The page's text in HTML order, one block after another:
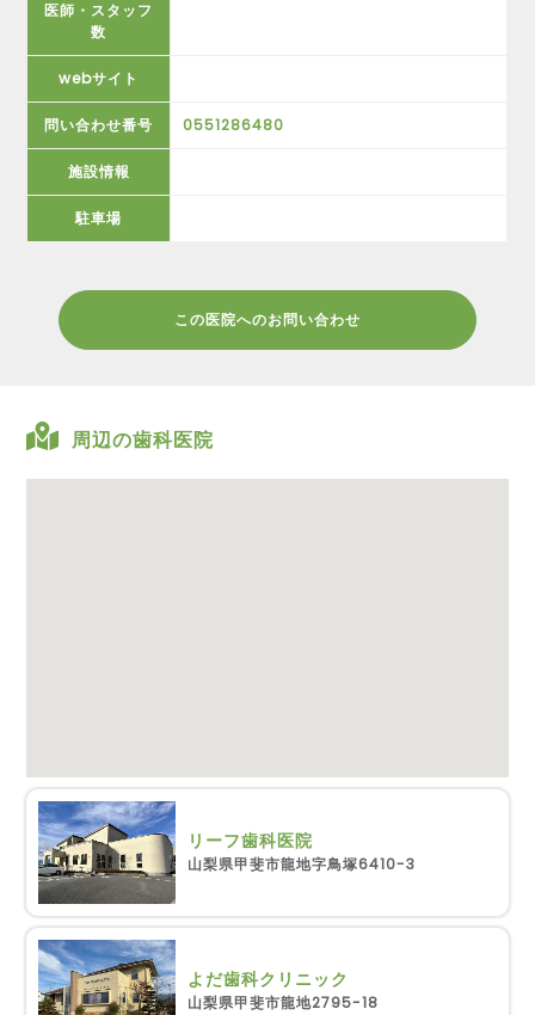
医師・スタッフ
数
webサイト
問い合わせ番号 0551286480
施設情報
駐車場
この医院へのお問い合わせ
周辺の歯科医院
リーフ歯科医院
山梨県甲斐市龍地字鳥塚6410-3
よだ歯科クリニック
山梨県甲斐市龍地2795-18